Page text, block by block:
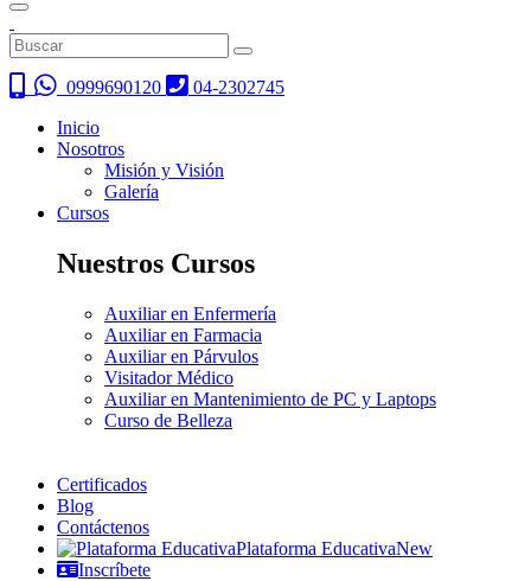
0999690120
04-2302745
Inicio
Nosotros
Misión y Visión
Galería
Cursos
Nuestros Cursos
Auxiliar en Enfermería
Auxiliar en Farmacia
Auxiliar en Párvulos
Visitador Médico
Auxiliar en Mantenimiento de PC y Laptops
Curso de Belleza
Certificados
Blog
Contáctenos
Plataforma EducativaNew
Inscríbete